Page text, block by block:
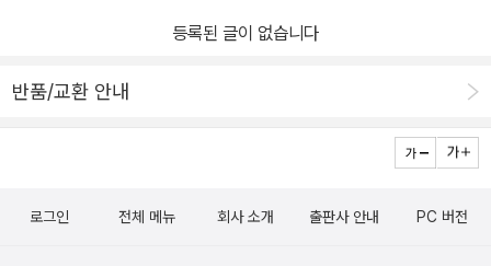
음을 무작정 쇼트트랙에 녹여낸 것 같습니다.무작정 쇼트트랙의 아이
닌 때의 어중간한 시기를 겪는 또 다른 성장통을 겪고 있습니다. 자기
쉽게 빠지지 않고 앞날을 그려가는 과정을 통해서 말이지요.이런 친
시에 느끼면서 자신의 인생을 조금씩 탐색하려는 시도들이 보이거든
라학교의 친구관계에서도 얼마나 중요한지 느끼게 될것입니다.《무작
어요. 우리 아이들도 꼭 1등이 아니어도 좋으니 정정당당하게 실력으
로 스포츠든 공부든 열심히하고친구와의 관계도 잘 지냈으면은 하
는 바램입니다.친구와의 우정, 하고픈 열정을 꼭 이루길 바랍니다.
등록된 글이 없습니다
반품/교환 안내
로그인 전체 메뉴 회사 소개 출판사 안내 PC 버전